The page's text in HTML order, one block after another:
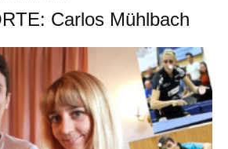
Carlos Mühlbach